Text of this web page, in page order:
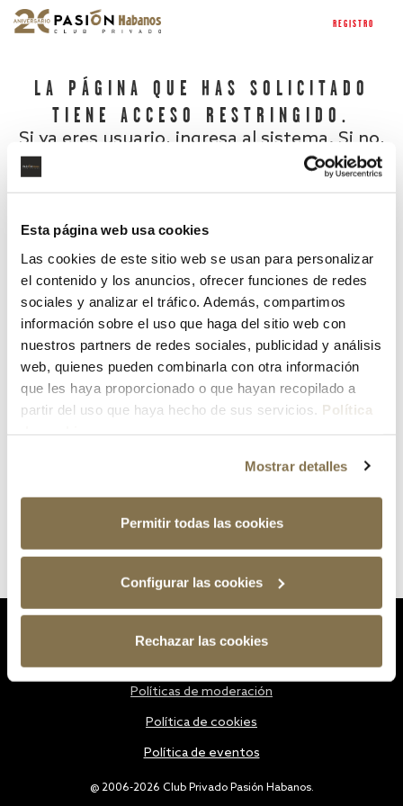
Esta página web usa cookies
Las cookies de este sitio web se usan para personalizar
el contenido y los anuncios, ofrecer funciones de redes
sociales y analizar el tráfico. Además, compartimos
información sobre el uso que haga del sitio web con
nuestros partners de redes sociales, publicidad y análisis
web, quienes pueden combinarla con otra información
que les haya proporcionado o que hayan recopilado a
partir del uso que haya hecho de sus servicios. Política
Mostrar detalles
Permitir todas las cookies
Configurar las cookies
Rechazar las cookies
REGISTRO
LA PÁGINA QUE HAS SOLICITADO
TIENE ACCESO RESTRINGIDO.
Si ya eres usuario, ingresa al sistema. Si no,
¿Has olvidado tu contraseña?
@ 2006-2026 Club Privado Pasión Habanos.
Políticas de moderación
Política de cookies
Política de eventos